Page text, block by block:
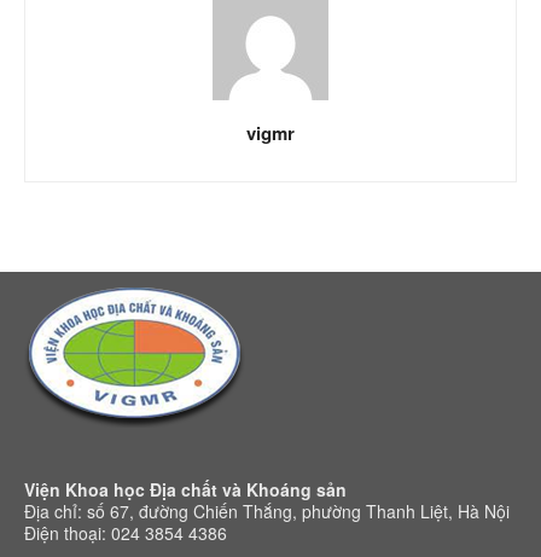
vigmr
Viện Khoa học Địa chất và Khoáng sản
Địa chỉ: số 67, đường Chiến Thắng, phường Thanh Liệt, Hà Nội
Điện thoại: 024 3854 4386